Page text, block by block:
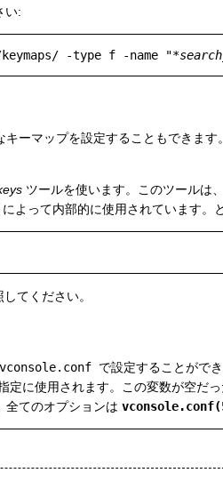
い:
-type f -name "*
ーマップを設定することもできま
ツールを使います。このツールは、
によって内部的に使用されています。
してください。
で設定することがで
定に使用されます。この変数が空だ
全てのオプションは